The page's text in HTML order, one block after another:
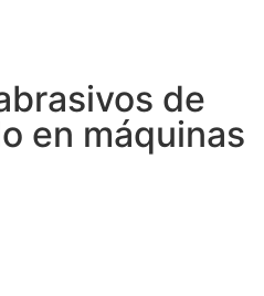
de
en máquinas